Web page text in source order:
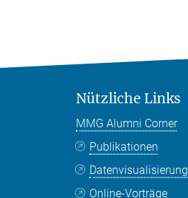
Nützliche Links
MMG Alumni Corner
Publikationen
Datenvisualisierung
Online-Vorträge